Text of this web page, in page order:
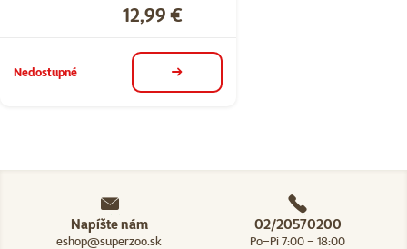
Cena
12,99 €
Nedostupné detail
Napíšte nám
eshop@superzoo.sk
02/20570200
Po–Pi 7:00 – 18:00